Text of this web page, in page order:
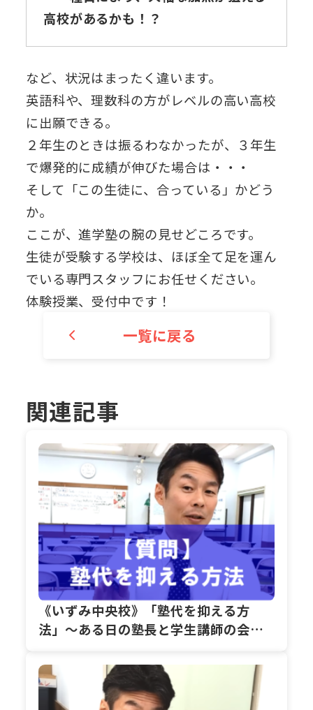
高校があるかも！？
など、状況はまったく違います。
英語科や、理数科の方がレベルの高い高校
に出願できる。
２年生のときは振るわなかったが、３年生
で爆発的に成績が伸びた場合は・・・
そして「この生徒に、合っている」かどう
か。
ここが、進学塾の腕の見せどころです。
生徒が受験する学校は、ほぼ全て足を運ん
でいる専門スタッフにお任せください。
体験授業、受付中です！
一覧に戻る
関連記事
《いずみ中央校》「塾代を抑える方
法」～ある日の塾長と学生講師の会話